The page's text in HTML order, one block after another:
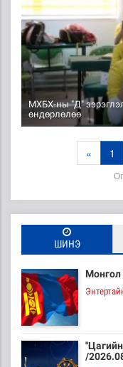
МХБХ-ны "Д"
өндөрлөлөө
« 1
ШИНЭ
Монгол
/